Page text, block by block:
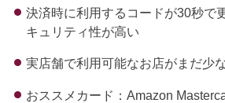
決済時に利用するコードが30秒で
キュリティ性が高い
実店舗で利用可能なお店がまだ少
おススメカード：Amazon